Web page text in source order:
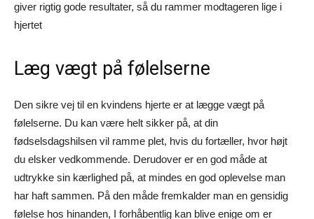
giver rigtig gode resultater, så du rammer modtageren lige i
hjertet
Læg vægt på følelserne
Den sikre vej til en kvindens hjerte er at lægge vægt på
følelserne. Du kan være helt sikker på, at din
fødselsdagshilsen vil ramme plet, hvis du fortæller, hvor højt
du elsker vedkommende. Derudover er en god måde at
udtrykke sin kærlighed på, at mindes en god oplevelse man
har haft sammen. På den måde fremkalder man en gensidig
følelse hos hinanden, I forhåbentlig kan blive enige om er